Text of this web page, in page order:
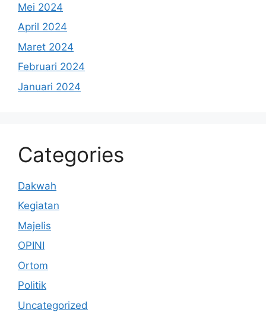
Mei 2024
April 2024
Maret 2024
Februari 2024
Januari 2024
Categories
Dakwah
Kegiatan
Majelis
OPINI
Ortom
Politik
Uncategorized